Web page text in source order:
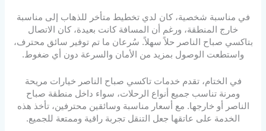
في مناسبة شخصية، كان لدي تخطيط متأخر للذهاب إلى مناسبة
خارج المنطقة، ورغم أن المسافة كانت بعيدة، كان الاتصال
بتاكسي صباح الناصر حلاً سهلاً. سُرعان ما تم توفير سائق محترف،
واستطعت الوصول بمزيد من الأمان والسرعة دون أي ضغوط.
في الختام، تقدم خدمات تاكسي صباح الناصر خيارات مريحة
ومرنة تناسب جميع أنواع الرحلات، سواء داخل منطقة صباح
الناصر أو خارجها. مع أسعار مناسبة وسائقين محترفين، تأخذ هذه
الخدمة على عاتقها جعل التنقل تجربة راقية وممتعة للجميع.